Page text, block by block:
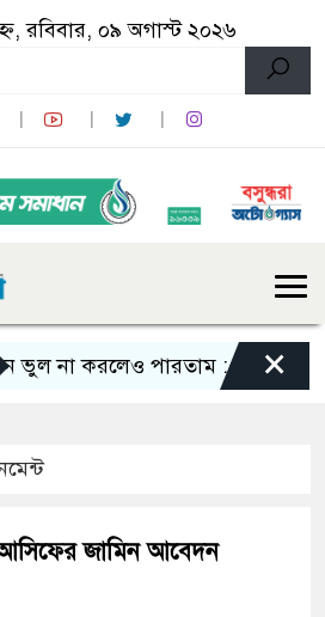
রবিবার, ০৯ অগাস্ট ২০২৬
করলেও পারতাম : শাকিব খান×
আসিফের জামিন আবেদন